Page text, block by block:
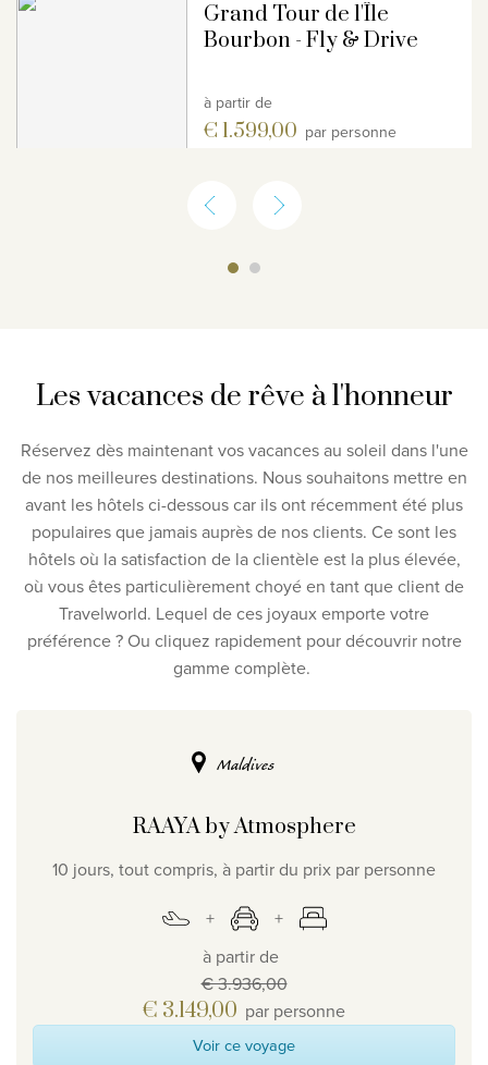
Grand Tour de l'Île
Bourbon - Fly & Drive
à partir de
€ 1.599,00 par personne
Les vacances de rêve à l'honneur
Réservez dès maintenant vos vacances au soleil dans l'une
de nos meilleures destinations. Nous souhaitons mettre en
avant les hôtels ci-dessous car ils ont récemment été plus
populaires que jamais auprès de nos clients. Ce sont les
hôtels où la satisfaction de la clientèle est la plus élevée,
où vous êtes particulièrement choyé en tant que client de
Travelworld. Lequel de ces joyaux emporte votre
préférence ? Ou cliquez rapidement pour découvrir notre
gamme complète.
Maldives
RAAYA by Atmosphere
10 jours, tout compris, à partir du prix par personne
à partir de
€ 3.936,00
€ 3.149,00 par personne
Voir ce voyage